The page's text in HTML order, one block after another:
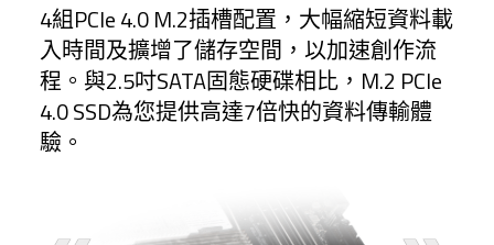
4組PCIe 4.0 M.2插槽配置，大幅縮短資料載
入時間及擴增了儲存空間，以加速創作流
程。與2.5吋SATA固態硬碟相比，M.2 PCIe
4.0 SSD為您提供高達7倍快的資料傳輸體
驗。